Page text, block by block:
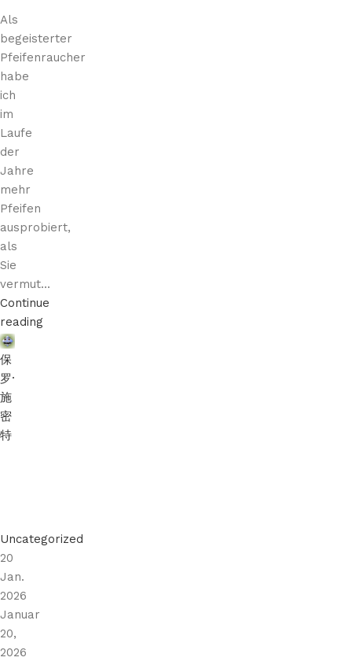
Als
begeisterter
Pfeifenraucher
habe
ich
im
Laufe
der
Jahre
mehr
Pfeifen
ausprobiert,
als
Sie
vermut...
Continue
reading
保
罗·
施
密
特
Uncategorized
20
Jan.
2026
Januar
20,
2026